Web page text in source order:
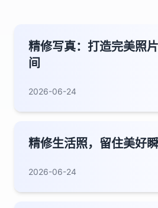
精修写真：打造完美照
间
2026-06-24
精修生活照，留住美好
2026-06-24